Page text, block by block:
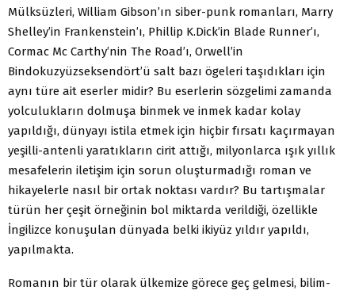
Mülksüzleri, William Gibson’ın siber-punk romanları, Marry
Shelley’in Frankenstein’ı, Phillip K.Dick’in Blade Runner’ı,
Cormac Mc Carthy’nin The Road’ı, Orwell’in
Bindokuzyüzseksendört’ü salt bazı ögeleri taşıdıkları için
aynı türe ait eserler midir? Bu eserlerin sözgelimi zamanda
yolculukların dolmuşa binmek ve inmek kadar kolay
yapıldığı, dünyayı istila etmek için hiçbir fırsatı kaçırmayan
yeşilli-antenli yaratıkların cirit attığı, milyonlarca ışık yıllık
mesafelerin iletişim için sorun oluşturmadığı roman ve
hikayelerle nasıl bir ortak noktası vardır? Bu tartışmalar
türün her çeşit örneğinin bol miktarda verildiği, özellikle
İngilizce konuşulan dünyada belki ikiyüz yıldır yapıldı,
yapılmakta.
Romanın bir tür olarak ülkemize görece geç gelmesi, bilim-